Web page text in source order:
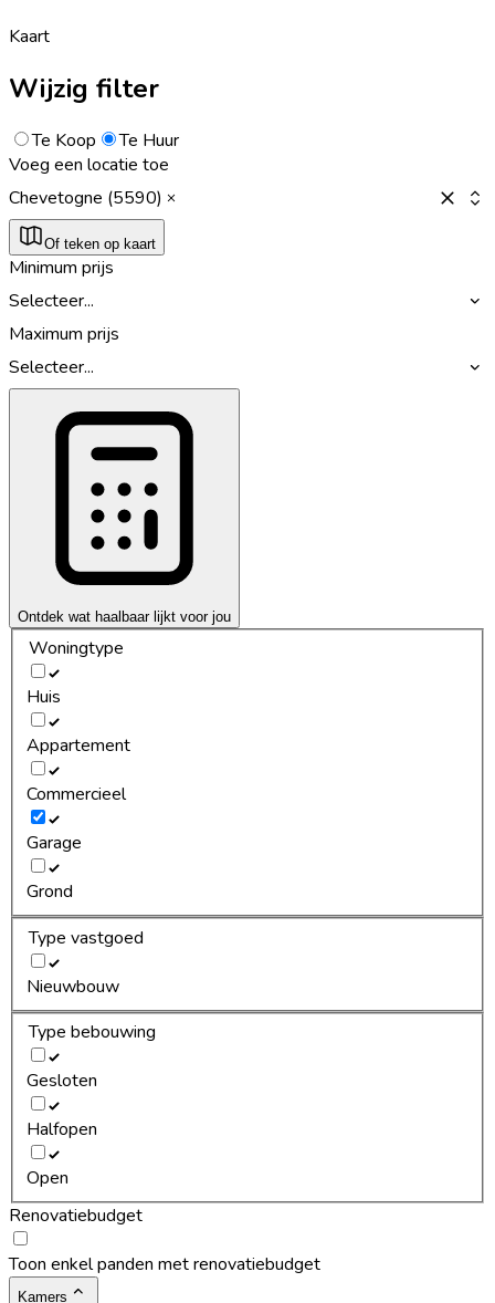
Kaart
Wijzig filter
Te Koop
Te Huur
Voeg een locatie toe
Chevetogne (5590)
Of teken op kaart
Minimum prijs
Selecteer...
Maximum prijs
Selecteer...
Ontdek wat haalbaar lijkt voor jou
Woningtype
Huis
Appartement
Commercieel
Garage
Grond
Type vastgoed
Nieuwbouw
Type bebouwing
Gesloten
Halfopen
Open
Renovatiebudget
Toon enkel panden met renovatiebudget
Kamers